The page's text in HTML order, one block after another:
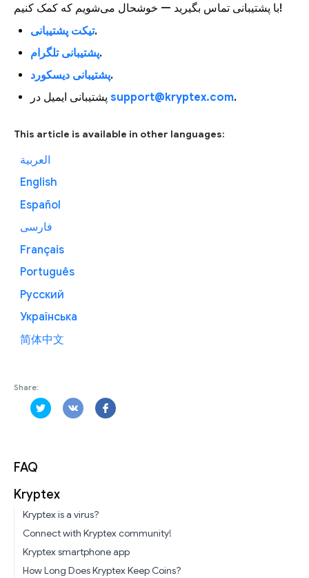
FAQ
Kryptex
Kryptex is a virus?
Connect with Kryptex community!
Kryptex smartphone app
How Long Does Kryptex Keep Coins?
با پشتیبانی تماس بگیرید — خوشحال می‌شویم که کمک کنیم!
تیکت پشتیبانی.
پشتیبانی تلگرام.
پشتیبانی دیسکورد.
support@kryptex.com.
This article is available in other languages:
العربية
English
Español
فارسی
Français
Português
Русский
Українська
简体中文
Share: